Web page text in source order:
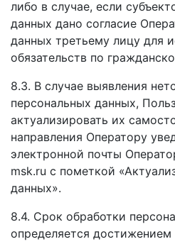
либо в случае, если
данных дано согласие
данных третьему лицу для
обязательств по
8.3. В случае выявления
персональных данных,
актуализировать их
направления Оператору
электронной почты
msk.ru с пометкой
данных».
8.4. Срок обработки
определяется